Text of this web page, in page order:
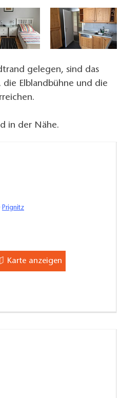
gelegen, sind das
die Elblandbühne und die
in der Nähe.
Prignitz
Karte anzeigen